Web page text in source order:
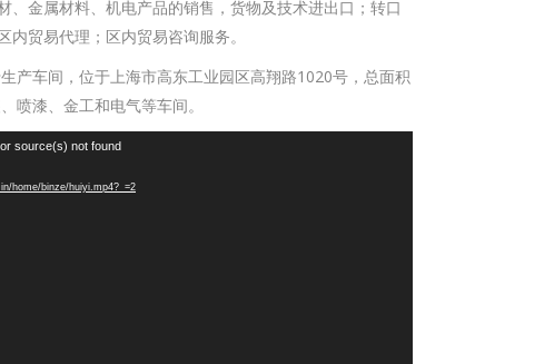
、金属材料、机电产品的销售，货物及技术进出口；转口
贸易代理；区内贸易咨询服务。
产车间，位于上海市高东工业园区高翔路1020号，总面积
喷漆、金工和电气等车间。
source(s) not found
home/binze/huiyi.mp4?_=2